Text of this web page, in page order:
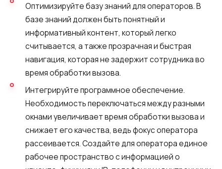
Оптимизируйте базу знаний для операторов. В
базе знаний должен быть понятный и
информативный контент, который легко
считывается, а также прозрачная и быстрая
навигация, которая не задержит сотрудника во
время обработки вызова.
Интегрируйте программное обеспечение.
Необходимость переключаться между разными
окнами увеличивает время обработки вызова и
снижает его качества, ведь фокус оператора
рассеивается. Создайте для оператора единое
рабочее пространство с информацией о